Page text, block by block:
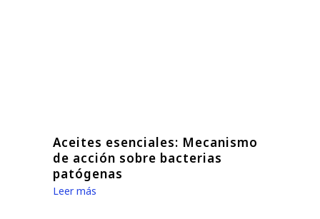
Aceites esenciales: Mecanismo
de acción sobre bacterias
patógenas
Leer más